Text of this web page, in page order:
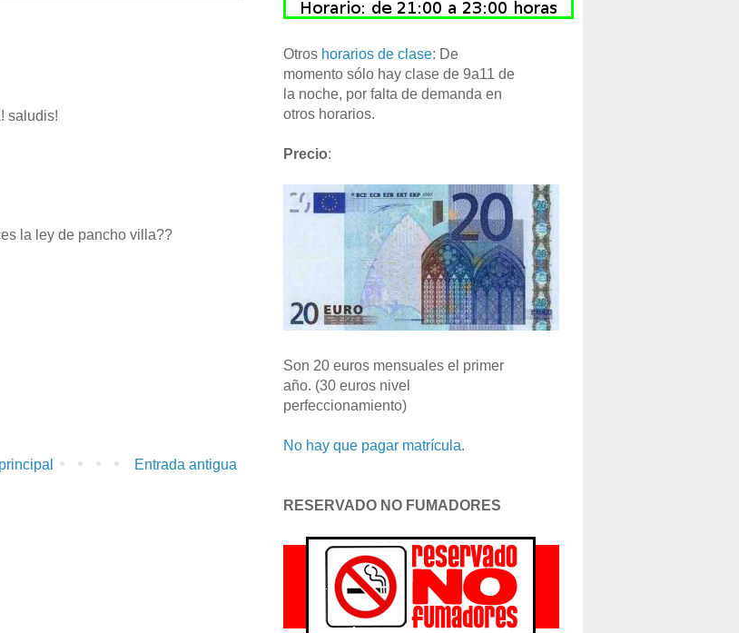
saludis!
la ley de pancho villa??
Entrada antigua
Otros horarios de clase: De
momento sólo hay clase de 9a11 de
la noche, por falta de demanda en
otros horarios.
Precio:
Son 20 euros mensuales el primer
año. (30 euros nivel
perfeccionamiento)
No hay que pagar matrícula.
RESERVADO NO FUMADORES